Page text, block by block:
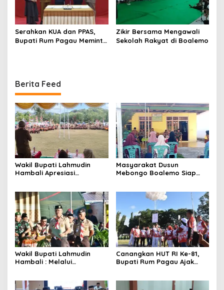
Serahkan KUA dan PPAS,
Bupati Rum Pagau Meminta
Zikir Bersama Mengawali
Sekolah Rakyat di Boalemo
Berita Feed
Wakil Bupati Lahmudin
Hambali Apresiasi
Masyarakat Dusun
Mebongo Boalemo Siap
Wakil Bupati Lahmudin
Hambali : Melalui
Pramuka
Canangkan HUT RI Ke-81,
Bupati Rum Pagau Ajak